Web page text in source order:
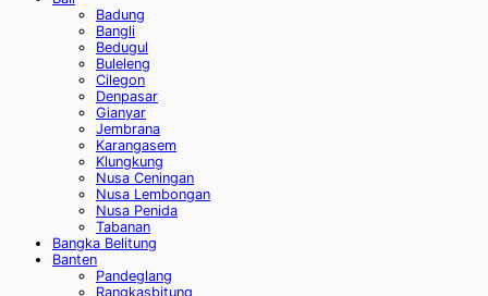
Badung
Bangli
Bedugul
Buleleng
Cilegon
Denpasar
Gianyar
Jembrana
Karangasem
Klungkung
Nusa Ceningan
Nusa Lembongan
Nusa Penida
Tabanan
Bangka Belitung
Banten
Pandeglang
Rangkasbitung